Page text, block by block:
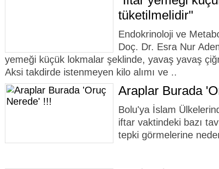
tüketilmelidir"
Endokrinoloji ve
Doç. Dr. Esra Nur
yemeği küçük lokmalar şeklinde, yavaş yavaş
Aksi takdirde istenmeyen kilo alımı ve ..
Araplar Burada
Bolu'ya İslam
iftar vaktindeki bazı
tepki görmelerine